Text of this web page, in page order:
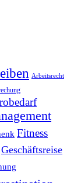
Arbeitsrecht
Fitness
Geschäftsreise